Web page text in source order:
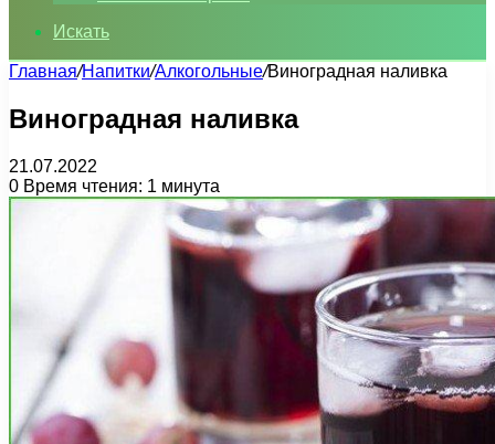
Искать
Главная/Напитки/Алкогольные/Виноградная наливка
Виноградная наливка
21.07.2022
0 Время чтения: 1 минута